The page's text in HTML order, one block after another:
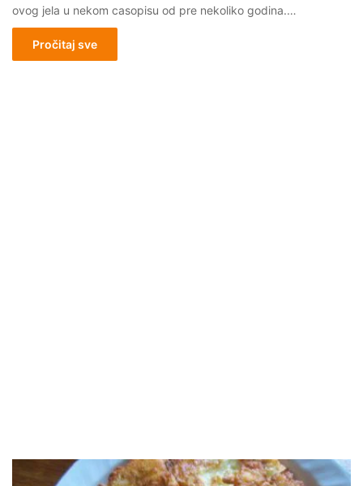
ovog jela u nekom casopisu od pre nekoliko godina.…
Pročitaj sve